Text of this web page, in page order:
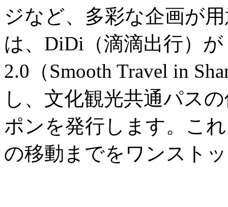
ジなど、多彩な企画が
は、DiDi（滴滴出行）
2.0（Smooth Travel in
し、文化観光共通パス
ポンを発行します。こ
の移動までをワンスト